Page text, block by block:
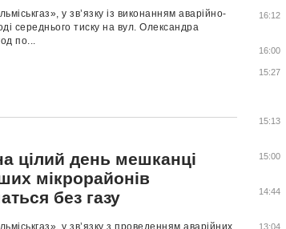
у зв’язку із виконанням аварійно-
середнього тиску на вул. Олександра
по...
цілий день мешканці
мікрорайонів
без газу
у зв’язку з проведенням аварійних
16:12
16:00
15:27
15:13
15:00
14:44
13:04